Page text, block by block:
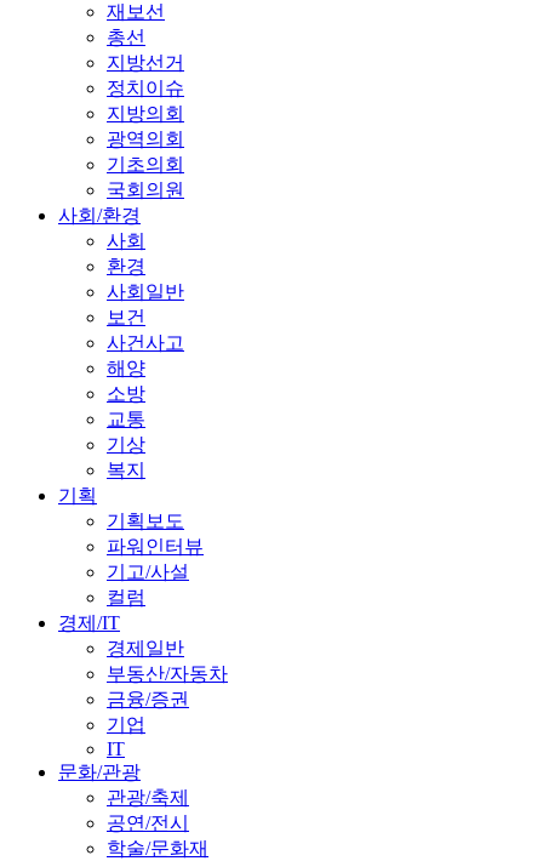
재보선
총선
지방선거
정치이슈
지방의회
광역의회
기초의회
국회의원
사회/환경
사회
환경
사회일반
보건
사건사고
해양
소방
교통
기상
복지
기획
기획보도
파워인터뷰
기고/사설
컬럼
경제/IT
경제일반
부동산/자동차
금융/증권
기업
IT
문화/관광
관광/축제
공연/전시
학술/문화재